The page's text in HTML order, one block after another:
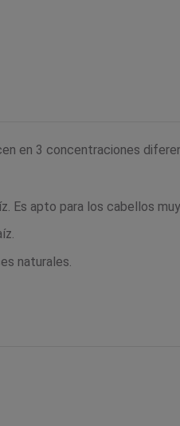
en 3 concentraciones
Es apto para los cabellos
naturales.